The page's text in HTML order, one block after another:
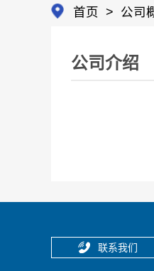
首页 > 公司
公司介绍
联系我们